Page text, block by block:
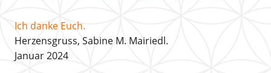
Ich danke Euch.
Herzensgruss, Sabine M. Mairiedl.
Januar 2024